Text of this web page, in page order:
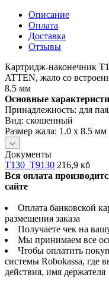
Описание
Оплата
Доставка
Отзывы
Картридж-наконечник
ATTEN, жало со
8.5 мм
Основные
Принадлежность: для
Вид: скошенный
Размер жала: 1.0 х 8.5 мм
Документы
T130_T9130 216,9 кб
Вся оплата
сайте
Оплата банковской
размещения заказа
Получаете чек на
Мы принимаем все
Чтобы оплатить
системы Robokassa, где
действия, имя держателя